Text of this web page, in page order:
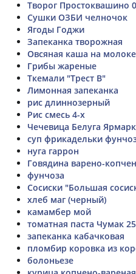
Творог Простоквашино
Сушки ОЗБИ челночок
Ягоды Годжи
Запеканка творожная
Овсяная каша на молоке
Грибы жареные
Ткемали "Трест В"
Лимонная запеканка
рис длиннозерный
Рис смесь 4-х
Чечевица Белуга
суп фрикадельки
нуга гаррон
Говядина варено-
фунчоза
Сосиски "Большая
хлеб маг (черный)
камамбер мой
томатная паста Чумак
запеканка кабачковая
пломбир коровка из
болоньезе